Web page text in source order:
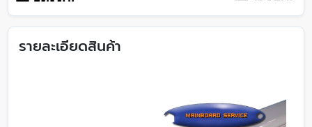
รายละเอียดสินค้า